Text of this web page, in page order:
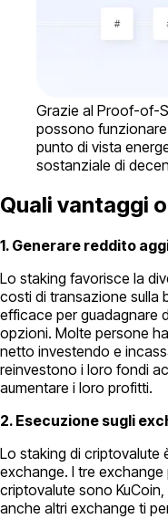
Grazie al Proof-of-
possono
punto di vista
sostanziale di
Quali vantaggi
1. Generare reddito
Lo staking favorisce la
costi di transazione sulla
efficace per guadagnare
opzioni. Molte persone
netto investendo e
reinvestono i loro fondi
aumentare i loro profitti.
2. Esecuzione sugli
Lo staking di criptovalute
exchange. I tre
criptovalute sono
anche altri exchange ti